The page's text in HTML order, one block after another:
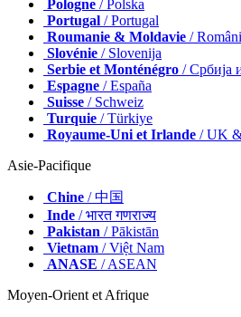
Pologne / Polska
Portugal / Portugal
Roumanie & Moldavie /
Slovénie / Slovenija
Serbie et Monténégro / Србија
Espagne / España
Suisse / Schweiz
Turquie / Türkiye
Royaume-Uni et Irlande / UK
Asie-Pacifique
Chine / 中国
Inde / भारत गणराज्य
Pakistan / Pākistān
Vietnam / Việt Nam
ANASE / ASEAN
Moyen-Orient et Afrique